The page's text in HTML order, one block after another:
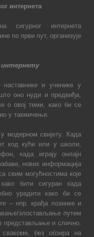
интернета
сигурног интернета
по први пут, организује
интернету
и ученике у
оно нуди и предвиђа,
о овој теми, како би се
у такмичење.
модерном свијету. Када
код куће или у школи,
када играју онлајн
нових информација
свим могућностима које
бити сигуран када
урадити како би се
– нпр. крађа лозинке и
злостављање путем
представљање и слично.
свакоме, без обзира на